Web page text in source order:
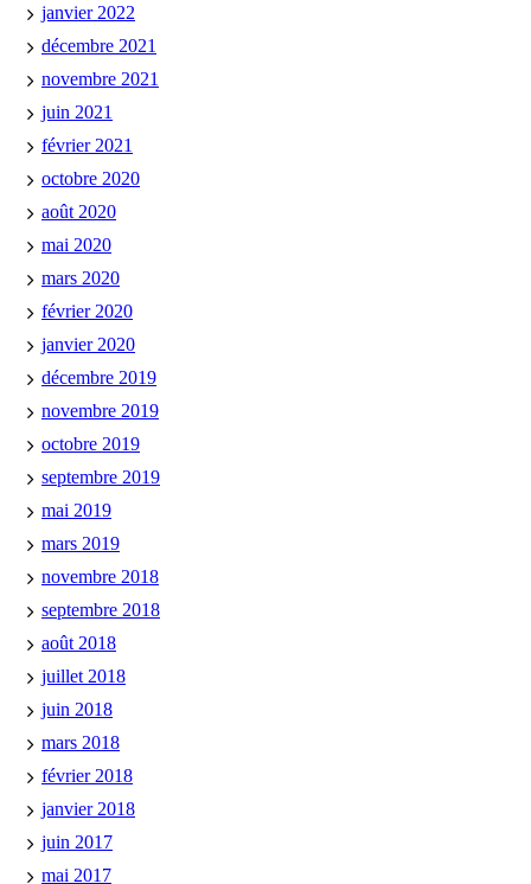
janvier 2022
décembre 2021
novembre 2021
juin 2021
février 2021
octobre 2020
août 2020
mai 2020
mars 2020
février 2020
janvier 2020
décembre 2019
novembre 2019
octobre 2019
septembre 2019
mai 2019
mars 2019
novembre 2018
septembre 2018
août 2018
juillet 2018
juin 2018
mars 2018
février 2018
janvier 2018
juin 2017
mai 2017